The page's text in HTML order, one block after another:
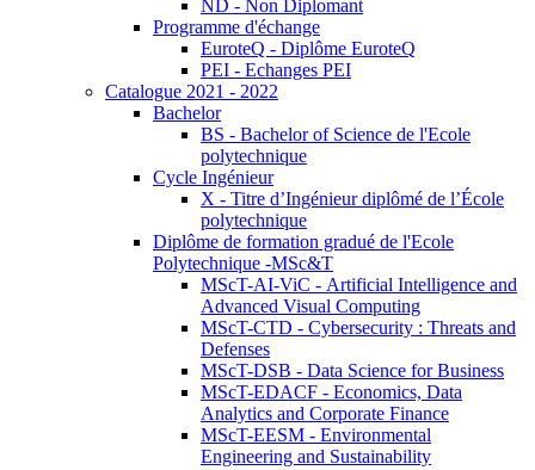
ND - Non Diplomant
Programme d'échange
EuroteQ - Diplôme EuroteQ
PEI - Echanges PEI
Catalogue 2021 - 2022
Bachelor
BS - Bachelor of Science de l'Ecole
polytechnique
Cycle Ingénieur
X - Titre d’Ingénieur diplômé de l’École
polytechnique
Diplôme de formation gradué de l'Ecole
Polytechnique -MSc&T
MScT-AI-ViC - Artificial Intelligence and
Advanced Visual Computing
MScT-CTD - Cybersecurity : Threats and
Defenses
MScT-DSB - Data Science for Business
MScT-EDACF - Economics, Data
Analytics and Corporate Finance
MScT-EESM - Environmental
Engineering and Sustainability